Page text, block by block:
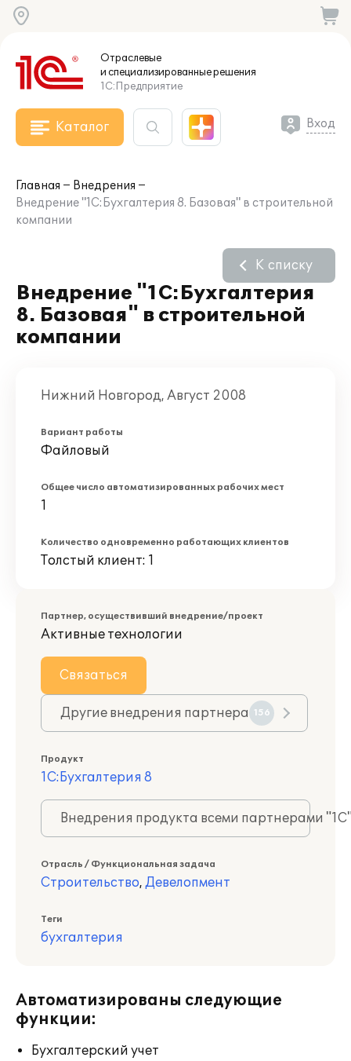
Отраслевые
и специализированныерешения
1С:Предприятие
Каталог Вход
Главная
Внедрения
Внедрение "1С:Бухгалтерия 8. Базовая" в строительной
компании
Внедрение "1С:Бухгалтерия
8. Базовая" в строительной
компании
К списку
Нижний Новгород, Август 2008
Вариант работы
Файловый
Общее число автоматизированных рабочих мест
1
Количество одновременно работающих клиентов
Толстый клиент: 1
Партнер, осуществивший внедрение/проект
Активные технологии
Связаться
Другие внедрения партнера 156
Продукт
1С:Бухгалтерия 8
Внедрения продукта всеми партнерами
Отрасль / Функциональная задача
Строительство, Девелопмент
Теги
бухгалтерия
Автоматизированы следующие
функции:
Бухгалтерский учет